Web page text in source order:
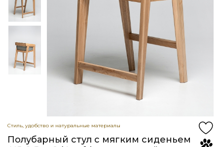
Стиль, удобство и натуральные материалы
Полубарный стул с мягким сиденьем